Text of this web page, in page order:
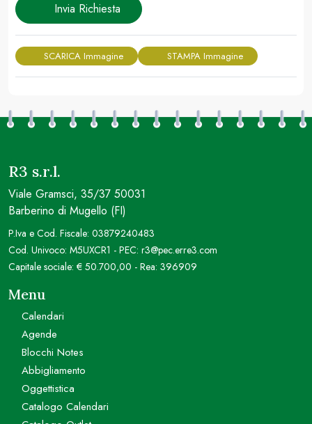
Invia Richiesta
SCARICA Immagine STAMPA Immagine
R3 s.r.l.
Viale Gramsci, 35/37 50031
Barberino di Mugello (FI)
P.Iva e Cod. Fiscale: 03879240483
Cod. Univoco: M5UXCR1 - PEC: r3@pec.erre3.com
Capitale sociale: € 50.700,00 - Rea: 396909
Menu
Calendari
Agende
Blocchi Notes
Abbigliamento
Oggettistica
Catalogo Calendari